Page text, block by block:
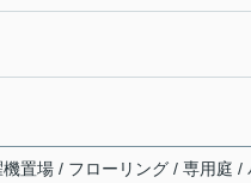
置場 / フローリング / 専用庭 /